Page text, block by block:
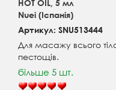
HOT OIL, 5 мл
Nuei (Іспанія)
Артикул: SNU513444
Для масажу всього
пестощів.
більше 5 шт.